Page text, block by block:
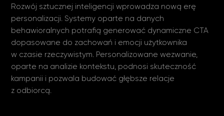
Rozwój sztucznej inteligencji wprowadza nową erę
personalizacji. Systemy oparte na danych
behawioralnych potrafią generować dynamiczne CTA
dopasowane do zachowań i emocji użytkownika
w czasie rzeczywistym. Personalizowane wezwanie,
oparte na analizie kontekstu, podnosi skuteczność
kampanii i pozwala budować głębsze relacje
z odbiorcą.